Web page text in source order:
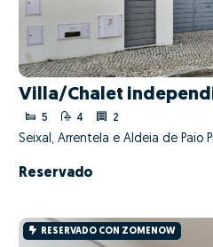
Villa/Chalet
5 4 2
Seixal, Arrentela e Aldeia de Paio
Reservado
RESERVADO CON ZOMENOW